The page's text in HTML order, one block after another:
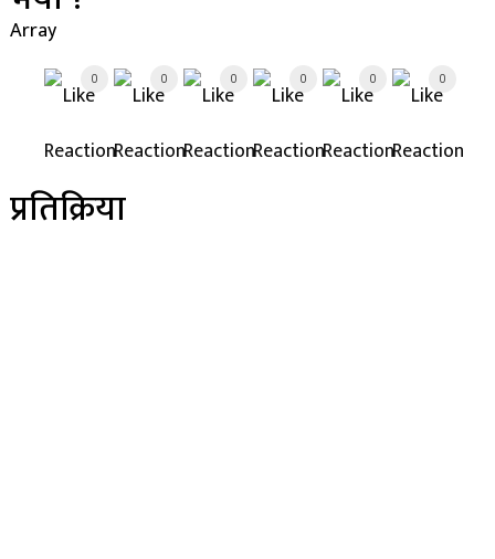
Array
0 0 0 0 0 0
प्रतिक्रिया